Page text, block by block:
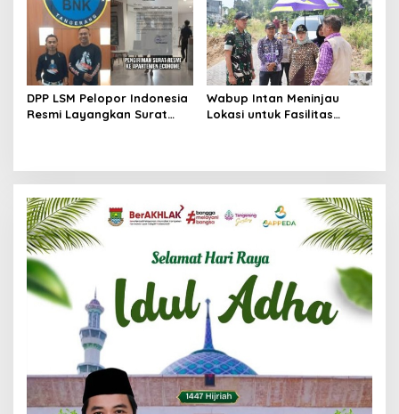
DPP LSM Pelopor Indonesia
Resmi Layangkan Surat
Wabup Intan Meninjau
Lokasi untuk Fasilitas